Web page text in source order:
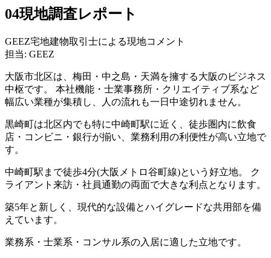
04現地調査レポート
GEEZ宅地建物取引士による現地コメント
担当: GEEZ
大阪市北区は、梅田・中之島・天満を擁する大阪のビジネス
中枢です。 本社機能・士業事務所・クリエイティブ系など
幅広い業種が集積し、人の流れも一日中途切れません。
黒崎町は北区内でも特に中崎町駅に近く、徒歩圏内に飲食
店・コンビニ・銀行が揃い、業務利用の利便性が高い立地で
す。
中崎町駅まで徒歩4分(大阪メトロ谷町線)という好立地。 ク
ライアント来訪・社員通勤の両面で大きな利点となります。
築5年と新しく、現代的な設備とハイグレードな共用部を備
えています。
業務系・士業系・コンサル系の入居に適した立地です。